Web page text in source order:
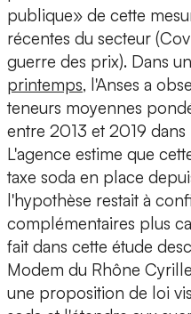
publique» de cette
récentes du secteur
guerre des prix). Dans
printemps, l'Anses a
teneurs moyennes
entre 2013 et 2019
L'agence estime que
taxe soda en place
l'hypothèse restait à
complémentaires plus
fait dans cette étude
Modem du Rhône
une proposition de loi